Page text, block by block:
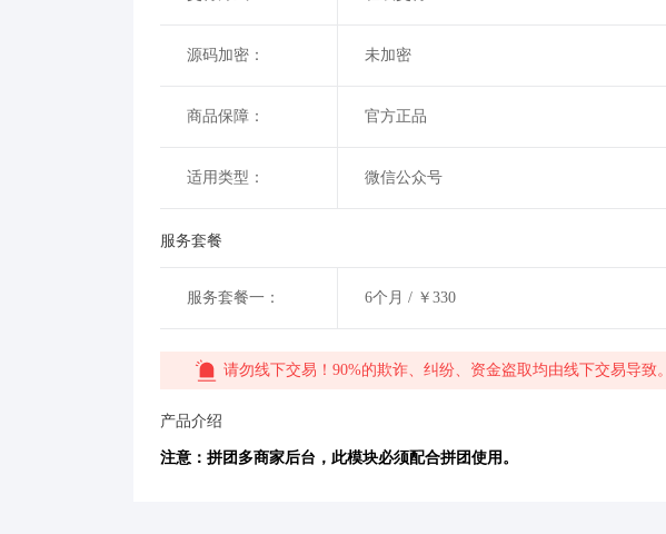
源码加密： 未加密
商品保障： 官方正品
适用类型： 微信公众号
服务套餐
服务套餐一： 6个月 / ￥330
请勿线下交易！90%的欺诈、纠纷、资金盗取均由线下交易导致。
产品介绍
注意：拼团多商家后台，此模块必须配合拼团使用。